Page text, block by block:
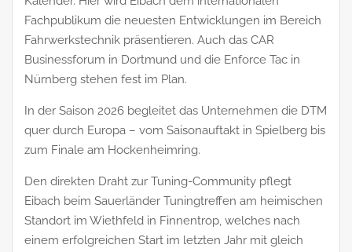
Fachpublikum die neuesten Entwicklungen im Bereich
Fahrwerkstechnik präsentieren. Auch das CAR
Businessforum in Dortmund und die Enforce Tac in
Nürnberg stehen fest im Plan.
In der Saison 2026 begleitet das Unternehmen die DTM
quer durch Europa – vom Saisonauftakt in Spielberg bis
zum Finale am Hockenheimring.
Den direkten Draht zur Tuning-Community pflegt
Eibach beim Sauerländer Tuningtreffen am heimischen
Standort im Wiethfeld in Finnentrop, welches nach
einem erfolgreichen Start im letzten Jahr mit gleich